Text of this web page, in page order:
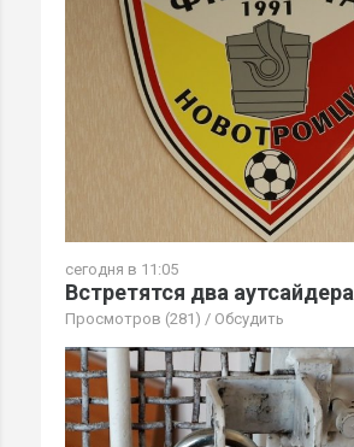
сегодня в 11:05
Встретятся два аутсайдера
Просмотров (281) / Обсудить